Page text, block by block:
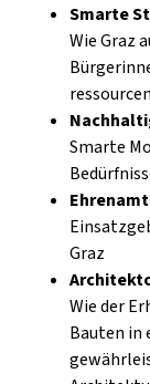
Smarte
Wie Graz
Smarte
Graz
Wie der
Bauten in